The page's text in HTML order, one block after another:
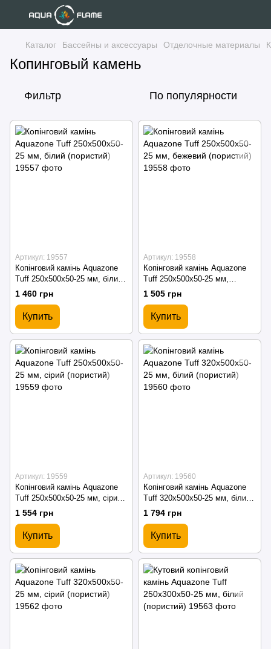
Каталог Бассейны и аксессуары Отделочные материалы
Копинговый камень
Фильтр По популярности
Артикул: 19557
Копінговий камінь Aquazone
Tuff 250x500x50-25 мм, білий
(пористий)
1 460 грн
Купить
Артикул: 19558
Копінговий камінь Aquazone
Tuff 250x500x50-25 мм,
бежевий (пористий)
1 505 грн
Купить
Артикул: 19559
Копінговий камінь Aquazone
Tuff 250x500x50-25 мм, сірий
(пористий)
1 554 грн
Купить
Артикул: 19560
Копінговий камінь Aquazone
Tuff 320x500x50-25 мм, білий
(пористий)
1 794 грн
Купить